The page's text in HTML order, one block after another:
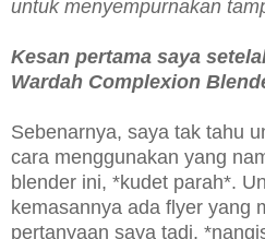
untuk menyempurnakan
Kesan pertama saya
Wardah Complexion
Sebenarnya, saya tak tahu
cara menggunakan yang
blender ini, *kudet parah*.
kemasannya ada flyer yang
pertanyaan saya tadi,